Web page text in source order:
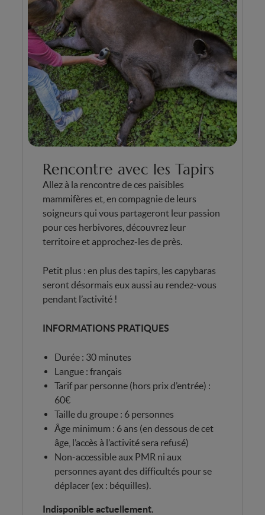
Rencontre avec les Tapirs
Allez à la rencontre de ces paisibles
mammifères et, en compagnie de leurs
soigneurs qui vous partageront leur passion
pour ces herbivores, découvrez leur
territoire et approchez-les de près.
Petit plus : en plus des tapirs, les capybaras
seront désormais eux aussi au rendez-vous
pendant l’activité !
INFORMATIONS PRATIQUES
Durée : 30 minutes
Langue : français
Tarif par personne (hors prix d’entrée) :
60€
Taille du groupe : 6 personnes
Âge minimum : 6 ans (en dessous de cet
âge, l’accès à l’activité sera refusé)
Non-accessible aux PMR ni aux
personnes ayant des difficultés pour se
déplacer (ex : béquilles).
Indisponible actuellement.